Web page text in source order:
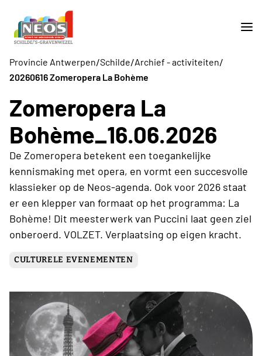
Provincie Antwerpen/Schilde/Archief - activiteiten/
20260616 Zomeropera La Bohème
Zomeropera La
Bohème_16.06.2026
De Zomeropera betekent een toegankelijke
kennismaking met opera, en vormt een succesvolle
klassieker op de Neos-agenda. Ook voor 2026 staat
er een klepper van formaat op het programma: La
Bohème! Dit meesterwerk van Puccini laat geen ziel
onberoerd. VOLZET. Verplaatsing op eigen kracht.
CULTURELE EVENEMENTEN